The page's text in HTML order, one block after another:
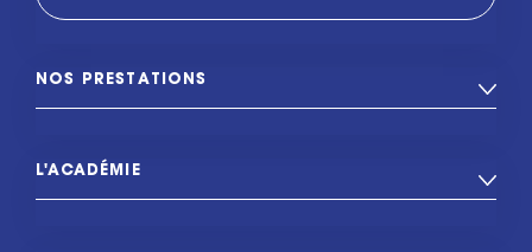
NOS PRESTATIONS
L'ACADÉMIE